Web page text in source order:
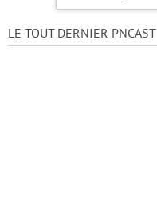
LE TOUT DERNIER PNCAST